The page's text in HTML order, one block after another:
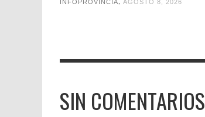
INFOPROVINCIA AGOSTO 8, 2026
SIN COMENTARIOS